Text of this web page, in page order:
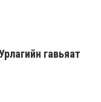
гавьяат